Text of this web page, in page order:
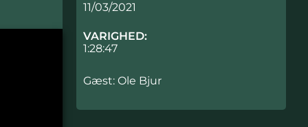
11/03/2021
VARIGHED:
1:28:47
Gæst: Ole Bjur